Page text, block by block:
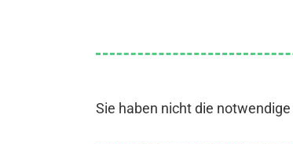
Sie haben nicht die